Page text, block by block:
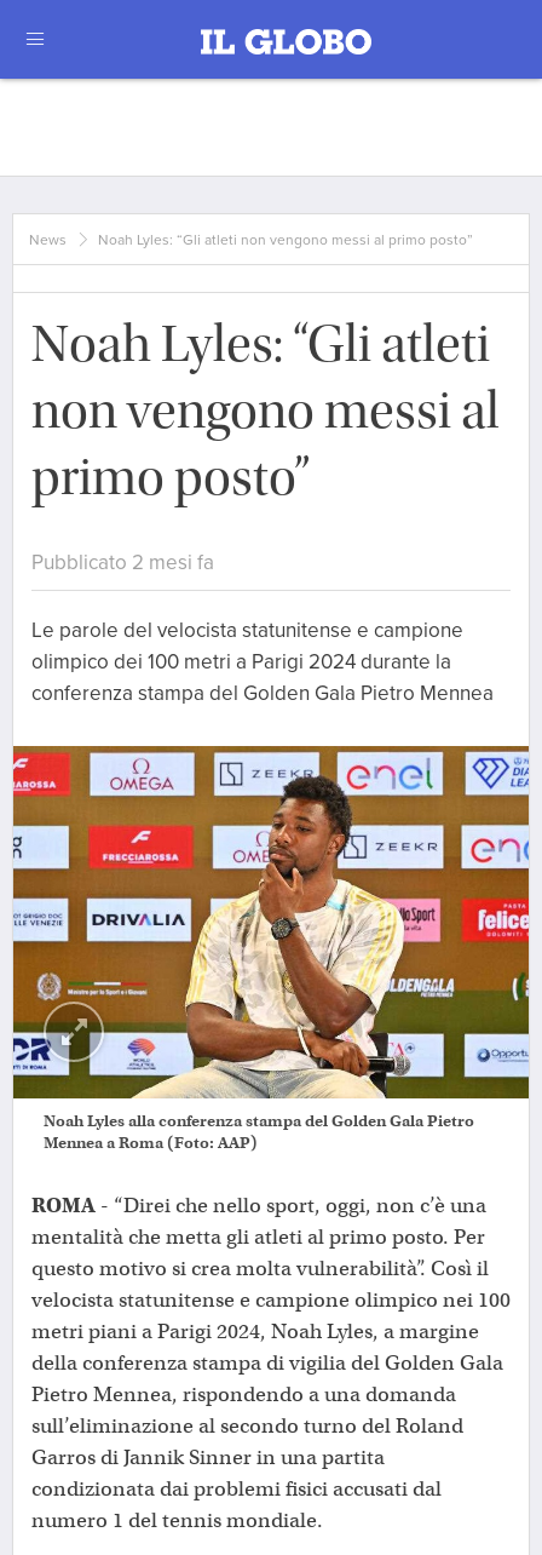
News Noah Lyles: “Gli atleti non vengono messi al primo posto”
Noah Lyles: “Gli atleti
non vengono messi al
primo posto”
Pubblicato 2 mesi fa
Le parole del velocista statunitense e campione
olimpico dei 100 metri a Parigi 2024 durante la
conferenza stampa del Golden Gala Pietro Mennea
Noah Lyles alla conferenza stampa del Golden Gala Pietro
Mennea a Roma (Foto: AAP)
ROMA - “Direi che nello sport, oggi, non c’è una
mentalità che metta gli atleti al primo posto. Per
questo motivo si crea molta vulnerabilità”. Così il
velocista statunitense e campione olimpico nei 100
metri piani a Parigi 2024, Noah Lyles, a margine
della conferenza stampa di vigilia del Golden Gala
Pietro Mennea, rispondendo a una domanda
sull’eliminazione al secondo turno del Roland
Garros di Jannik Sinner in una partita
condizionata dai problemi fisici accusati dal
numero 1 del tennis mondiale.